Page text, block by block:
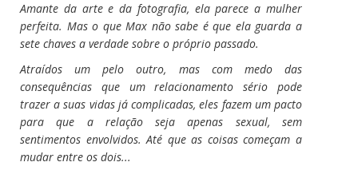
Amante da arte e da fotografia, ela parece a mulher
perfeita. Mas o que Max não sabe é que ela guarda a
sete chaves a verdade sobre o próprio passado.
Atraídos um pelo outro, mas com medo das
consequências que um relacionamento sério pode
trazer a suas vidas já complicadas, eles fazem um pacto
para que a relação seja apenas sexual, sem
sentimentos envolvidos. Até que as coisas começam a
mudar entre os dois...